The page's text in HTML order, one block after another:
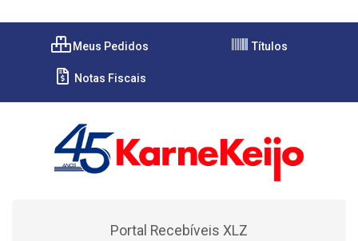
Meus Pedidos Títulos
Notas Fiscais
Portal Recebíveis XLZ